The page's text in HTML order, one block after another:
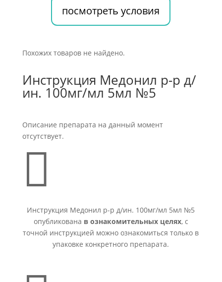
посмотреть условия
Похожих товаров не найдено.
Инструкция Медонил р-р д/
ин. 100мг/мл 5мл №5
Описание препарата на данный момент
отсутствует.

Инструкция Медонил р-р д/ин. 100мг/мл 5мл №5
опубликована в ознакомительных целях, с
точной инструкцией можно ознакомиться только в
упаковке конкретного препарата.